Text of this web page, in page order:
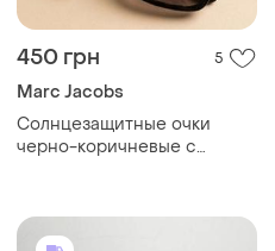
450 грн 5
Marc Jacobs
Солнцезащитные очки
черно-коричневые с
солнца черная оправа,
коричневая линза